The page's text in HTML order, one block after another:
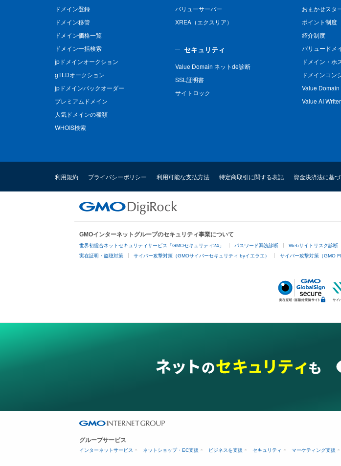
ドメイン登録
ドメイン移管
ドメイン価格一覧
ドメイン一括検索
jpドメインオークション
gTLDオークション
jpドメインバックオーダー
プレミアムドメイン
人気ドメインの種類
WHOIS検索
バリューサーバー
XREA（エクスリア）
セキュリティ
Value Domain ネットde診断
SSL証明書
サイトロック
おまかせスタ
ポイント制度
紹介制度
バリュードメ
ドメイン・ホ
ドメインコン
Value
Value AI Writer
利用規約 プライバシーポリシー 利用可能な支払方法 特定商取引に関する表記 資金決済法に基
GMOインターネットグループのセキュリティ事業について
世界初総合ネットセキュリティサービス「GMOセキュリティ24」 パスワード漏洩診断 Webサイトリスク診断
実在証明・盗聴対策 サイバー攻撃対策（GMOサイバーセキュリティ byイエラエ） サイバー攻撃対策（GMO
グループサービス
インターネットサービス ネットショップ・EC支援 ビジネスを支援 セキュリティ マーケティング支援